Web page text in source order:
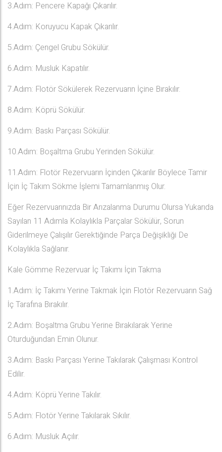
3.Adım: Pencere Kapağı Çıkarılır.
4.Adım: Koruyucu Kapak Çıkarılır.
5.Adım: Çengel Grubu Sökülür.
6.Adım: Musluk Kapatılır.
7.Adım: Flotör Sökülerek Rezervuarın İçine Bırakılır.
8.Adım: Köprü Sökülür.
9.Adım: Baskı Parçası Sökülür.
10.Adım: Boşaltma Grubu Yerinden Sökülür.
11.Adım: Flotör Rezervuarın İçinden Çıkarılır Böylece Tamir
İçin İç Takım Sökme İşlemi Tamamlanmış Olur.
Eğer Rezervuarınızda Bir Arızalanma Durumu Olursa Yukarıda
Sayılan 11 Adımla Kolaylıkla Parçalar Sökülür, Sorun
Giderilmeye Çalışılır Gerektiğinde Parça Değişikliği De
Kolaylıkla Sağlanır.
Kale Gömme Rezervuar İç Takımı İçin Takma
1.Adım: İç Takımı Yerine Takmak İçin Flotör Rezervuarın Sağ
İç Tarafına Bırakılır.
2.Adım: Boşaltma Grubu Yerine Bırakılarak Yerine
Oturduğundan Emin Olunur.
3.Adım: Baskı Parçası Yerine Takılarak Çalışması Kontrol
Edilir.
4.Adım: Köprü Yerine Takılır.
5.Adım: Flotör Yerine Takılarak Sıkılır.
6.Adım: Musluk Açılır.